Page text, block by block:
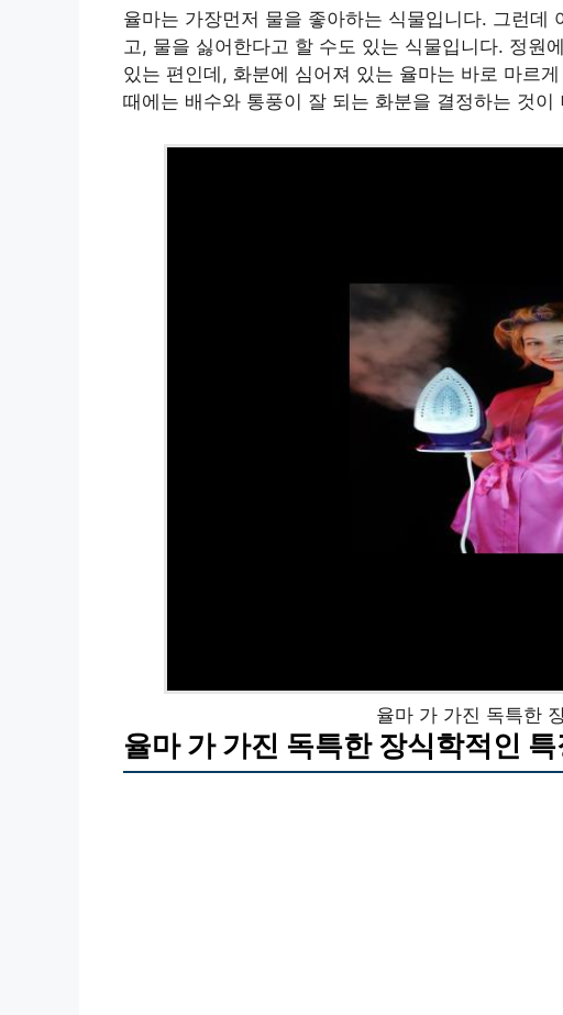
율마는 가장먼저 물을 좋아하는 식물입니다. 그런데
고, 물을 싫어한다고 할 수도 있는 식물입니다. 정원
있는 편인데, 화분에 심어져 있는 율마는 바로 마르
때에는 배수와 통풍이 잘 되는 화분을 결정하는 것이
율마 가 가진 독특한
율마 가 가진 독특한 장식학적인 특